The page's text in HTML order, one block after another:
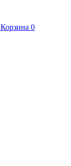
Корзина 0